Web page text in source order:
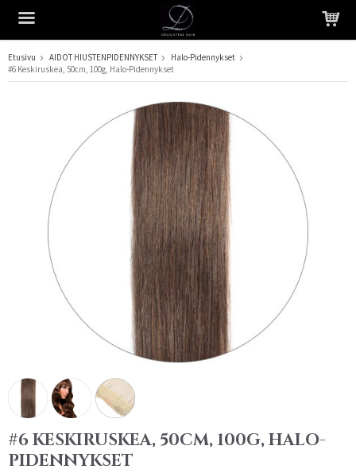
Tuote on lisätty ostoskoriin
Etusivu AIDOT HIUSTENPIDENNYKSET
Halo-Pidennykset
#6 Keskiruskea, 50cm, 100g, Halo-Pidennykset
#6 KESKIRUSKEA, 50CM, 100G, HALO-
PIDENNYKSET